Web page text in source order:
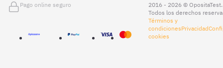
Pago online seguro
2016 - 2026 © OpositaTest.
Todos los derechos
Términos y
condicionesPrivacidad
cookies